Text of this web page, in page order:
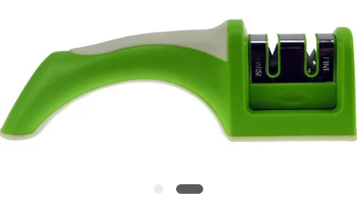
AFFAIRES
DEMANDEZ
UN